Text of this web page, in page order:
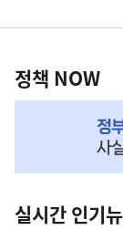
영
책
NOW,
뉴
정책 NOW
실시간 인기